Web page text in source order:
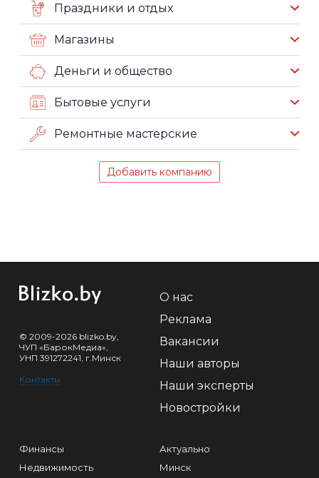
Праздники и отдых
Магазины
Деньги и общество
Бытовые услуги
Ремонтные мастерские
Добавить компанию
© 2009-2026 blizko.by,
ЧУП «БарокМедиа»,
УНП 391272241, г.Минск
Контакты
О нас
Реклама
Вакансии
Наши авторы
Наши эксперты
Новостройки
Финансы
Недвижимость
Актуально
Минск